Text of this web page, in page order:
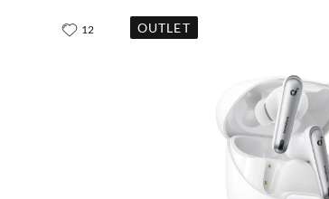
12 OUTLET